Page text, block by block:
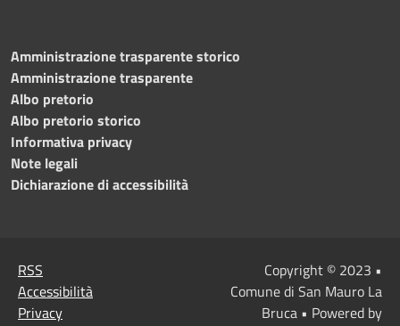
Amministrazione trasparente storico
Amministrazione trasparente
Albo pretorio
Albo pretorio storico
Informativa privacy
Note legali
Dichiarazione di accessibilità
RSS
Accessibilità
Privacy
Copyright © 2023 •
Comune di San Mauro La
Bruca • Powered by